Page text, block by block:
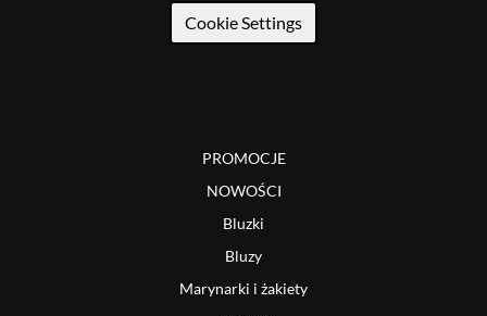
Cookie Settings
PROMOCJE
NOWOŚCI
Bluzki
Bluzy
Marynarki i żakiety